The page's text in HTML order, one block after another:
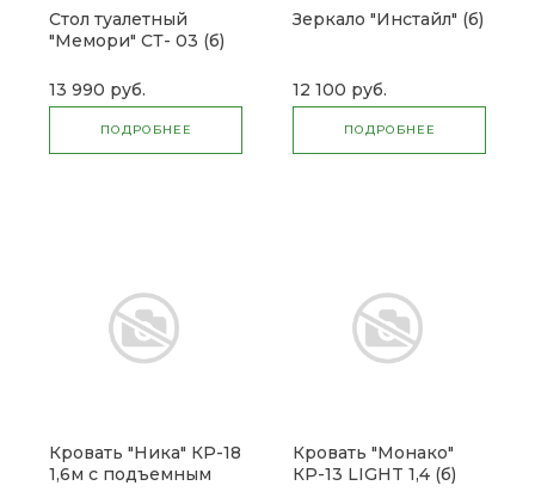
Стол туалетный
"Мемори" СТ- 03 (б)
13 990 руб.
ПОДРОБНЕЕ
Зеркало "Инстайл" (б)
12 100 руб.
ПОДРОБНЕЕ
Кровать "Ника" КР-18
1,6м с подъемным
Кровать "Монако"
КР-13 LIGHT 1,4 (б)